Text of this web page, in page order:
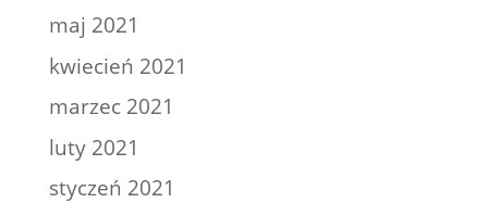
maj 2021
kwiecień 2021
marzec 2021
luty 2021
styczeń 2021